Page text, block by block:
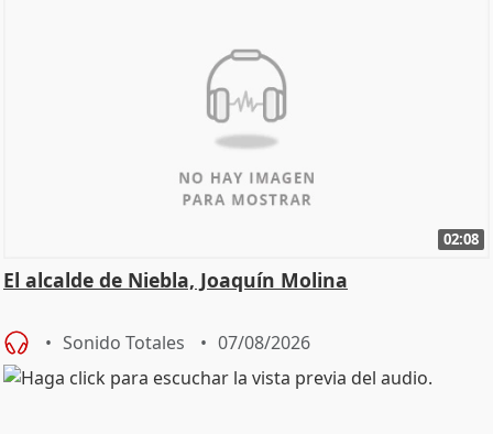
02:08
El alcalde de Niebla, Joaquín Molina
Sonido Totales 07/08/2026